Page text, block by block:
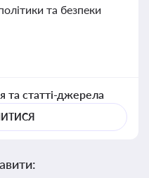
та безпеки
та статті-джерела